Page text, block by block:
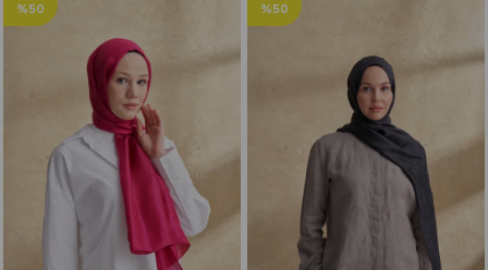
%50
%50